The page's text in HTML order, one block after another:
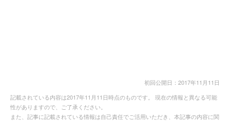
初回公開日：2017年11月11日
記載されている内容は2017年11月11日時点のものです。 現在の情報と異なる可能
性がありますので、ご了承ください。
また、記事に記載されている情報は自己責任でご活用いただき、本記事の内容に関